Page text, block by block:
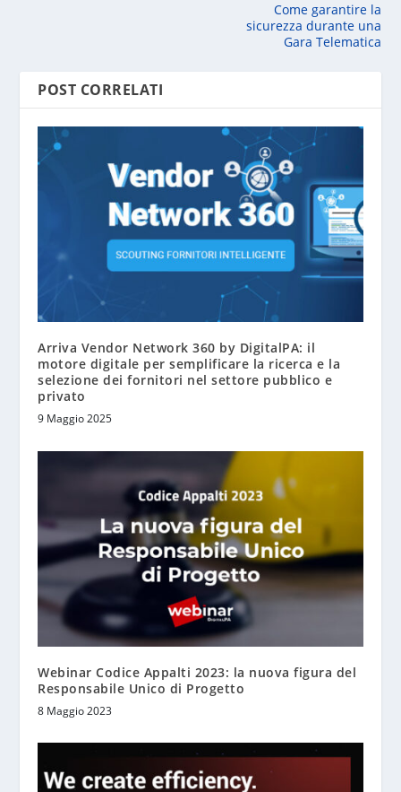
Come garantire la
sicurezza durante una
Gara Telematica
POST CORRELATI
Arriva Vendor Network 360 by DigitalPA: il
motore digitale per semplificare la ricerca e la
selezione dei fornitori nel settore pubblico e
privato
9 Maggio 2025
Webinar Codice Appalti 2023: la nuova figura del
Responsabile Unico di Progetto
8 Maggio 2023